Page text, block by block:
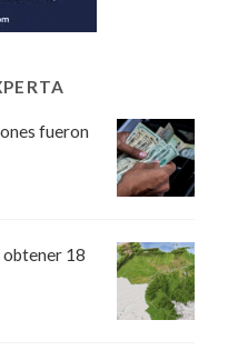
fueron
obtener 18